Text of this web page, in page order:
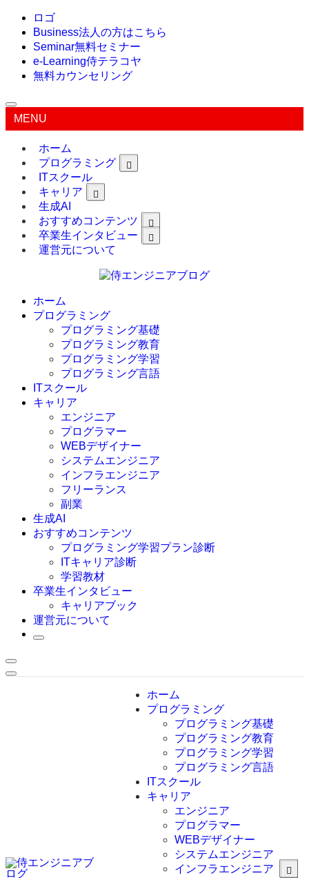
ロゴ
Business法人の方はこちら
Seminar無料セミナー
e-Learning侍テラコヤ
無料カウンセリング
MENU
ホーム
プログラミング
ITスクール
キャリア
生成AI
おすすめコンテンツ
卒業生インタビュー
運営元について
ホーム
プログラミング
プログラミング基礎
プログラミング教育
プログラミング学習
プログラミング言語
C言語
C#
VBA
Go言語
Kotlin
Java
JavaScript
Swift
Ruby
その他言語
ITスクール
キャリア
エンジニア
プログラマー
WEBデザイナー
システムエンジニア
インフラエンジニア
フリーランス
副業
生成AI
おすすめコンテンツ
プログラミング学習プラン診断
ITキャリア診断
学習教材
卒業生インタビュー
キャリアブック
運営元について
ホーム
プログラミング
プログラミング基礎
プログラミング教育
プログラミング学習
プログラミング言語
C言語
C#
VBA
Go言語
Kotlin
Java
ITスクール
キャリア
エンジニア
プログラマー
WEBデザイナー
システムエンジニア
インフラエンジニア